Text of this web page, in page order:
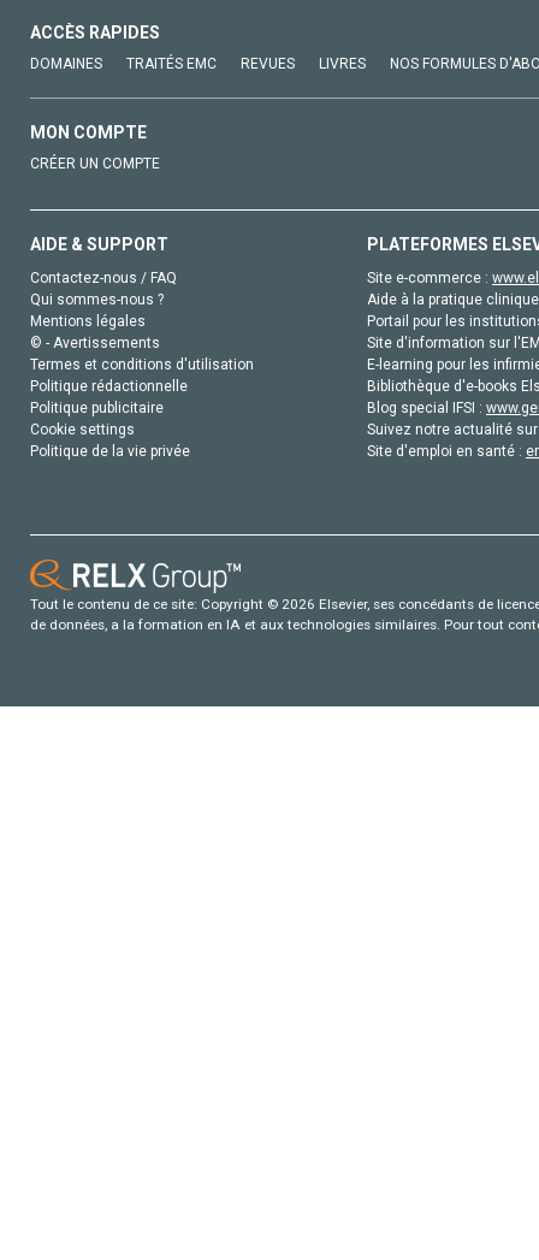
ACCÈS RAPIDES
DOMAINES TRAITÉS EMC REVUES LIVRES NOS FORMULES
MON COMPTE
CRÉER UN COMPTE
AIDE & SUPPORT
Contactez-nous / FAQ
Qui sommes-nous ?
Mentions légales
© - Avertissements
Termes et conditions d'utilisation
Politique rédactionnelle
Politique publicitaire
Cookie settings
Politique de la vie privée
PLATEFORMES
Site e-commerce :
Aide à la pratique
Portail pour les
Site d'information sur
E-learning pour les
Bibliothèque d'e-books
Blog special IFSI :
Suivez notre actualité
Site d'emploi en santé :
Tout le contenu de ce site: Copyright © 2026 Elsevier, ses concédants de
de données, a la formation en IA et aux technologies similaires. Pour tout